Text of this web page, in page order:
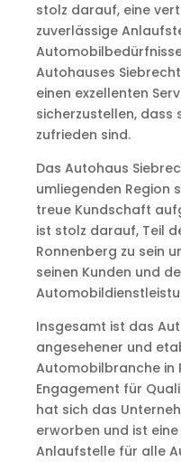
stolz darauf, eine
zuverlässige
Autohauses
einen exzellenten
sicherzustellen, dass
zufrieden sind.
Das Autohaus
umliegenden Region
treue Kundschaft
ist stolz darauf, Teil
Ronnenberg zu sein
seinen Kunden und
Insgesamt ist das
angesehener und
Automobilbranche in
Engagement für
hat sich das
erworben und ist
Anlaufstelle für alle